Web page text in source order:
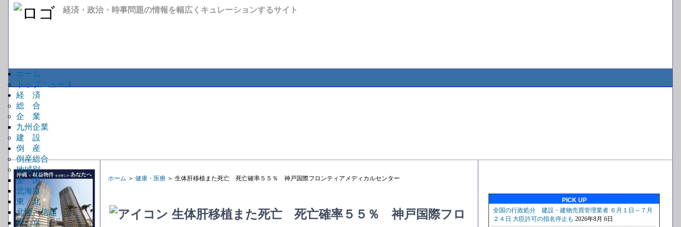
経済・政治・時事問題の情報を幅広くキュレーションするサイト
ホーム
トップニュース
経 済
総 合
企 業
九州企業
建 設
倒 産
倒産総合
地域別
全 国
北海道
東 北
北陸・信越
東 京
ホーム ＞ 健康・医療 ＞ 生体肝移植また死亡 死亡確率５５％ 神戸国際フロンティアメディカルセンター
生体肝移植また死亡 死亡確率５５％ 神戸国際フロ
PICK UP